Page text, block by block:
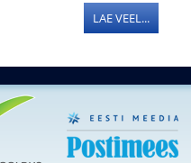
LAE VEEL...